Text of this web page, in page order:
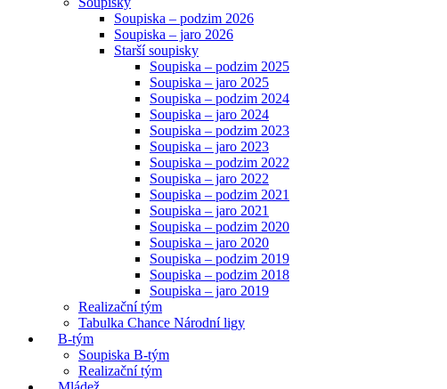
Soupiska – podzim 2026
Soupiska – jaro 2026
Starší soupisky
Soupiska – podzim 2025
Soupiska – jaro 2025
Soupiska – podzim 2024
Soupiska – jaro 2024
Soupiska – podzim 2023
Soupiska – jaro 2023
Soupiska – podzim 2022
Soupiska – jaro 2022
Soupiska – podzim 2021
Soupiska – jaro 2021
Soupiska – podzim 2020
Soupiska – jaro 2020
Soupiska – podzim 2019
Soupiska – podzim 2018
Soupiska – jaro 2019
Realizační tým
Tabulka Chance Národní ligy
B-tým
Soupiska B-tým
Realizační tým